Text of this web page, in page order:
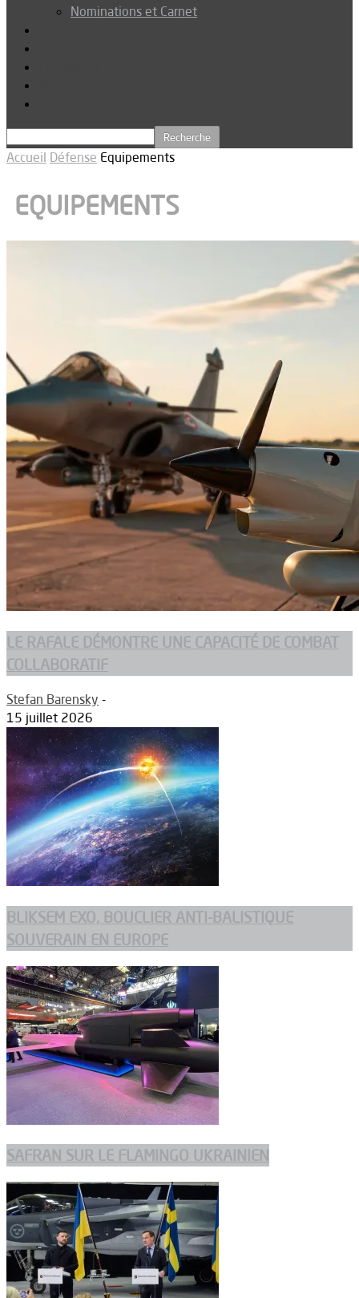
Nominations et Carnet
Accueil Défense Equipements
EQUIPEMENTS
LE RAFALE DÉMONTRE UNE CAPACITÉ DE COMBAT
COLLABORATIF
Stefan Barensky -
15 juillet 2026
BLIKSEM EXO, BOUCLIER ANTI-BALISTIQUE
SOUVERAIN EN EUROPE
SAFRAN SUR LE FLAMINGO UKRAINIEN